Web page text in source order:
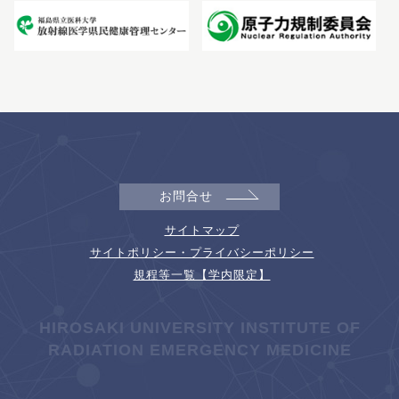
お問合せ
サイトマップ
サイトポリシー・プライバシーポリシー
規程等一覧【学内限定】
HIROSAKI UNIVERSITY INSTITUTE OF
RADIATION EMERGENCY MEDICINE